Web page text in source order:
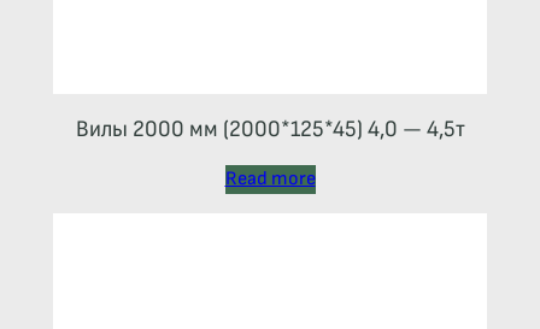
Вилы 2000 мм (2000*125*45) 4,0 — 4,5т
Read more